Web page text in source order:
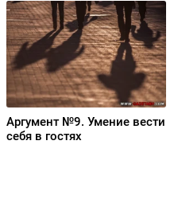
Аргумент №9. Умение вести
себя в гостях